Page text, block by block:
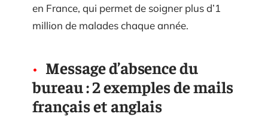
en France, qui permet de soigner plus d’1
million de malades chaque année.
Message d’absence du
bureau : 2 exemples de mails
français et anglais